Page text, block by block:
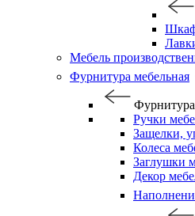
Мебель
Фурнитура мебельная
Ручки
Защелки,
Колеса
Заглушки
Декор